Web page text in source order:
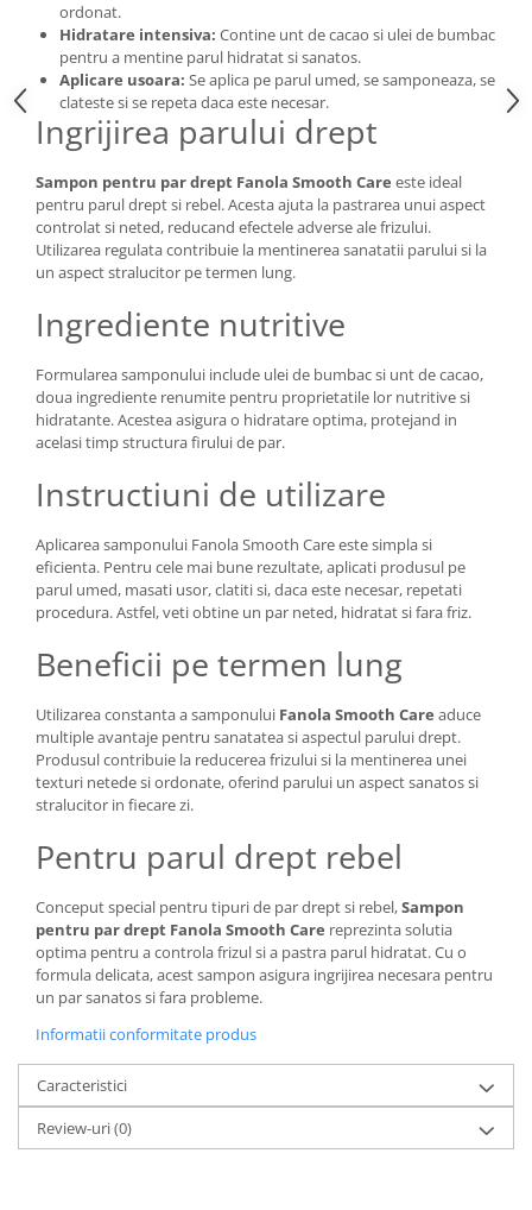
ordonat.
Hidratare intensiva: Contine unt de cacao si ulei de bumbac
pentru a mentine parul hidratat si sanatos.
Aplicare usoara: Se aplica pe parul umed, se samponeaza, se
clateste si se repeta daca este necesar.
Ingrijirea parului drept
Sampon pentru par drept Fanola Smooth Care este ideal
pentru parul drept si rebel. Acesta ajuta la pastrarea unui aspect
controlat si neted, reducand efectele adverse ale frizului.
Utilizarea regulata contribuie la mentinerea sanatatii parului si la
un aspect stralucitor pe termen lung.
Ingrediente nutritive
Formularea samponului include ulei de bumbac si unt de cacao,
doua ingrediente renumite pentru proprietatile lor nutritive si
hidratante. Acestea asigura o hidratare optima, protejand in
acelasi timp structura firului de par.
Instructiuni de utilizare
Aplicarea samponului Fanola Smooth Care este simpla si
eficienta. Pentru cele mai bune rezultate, aplicati produsul pe
parul umed, masati usor, clatiti si, daca este necesar, repetati
procedura. Astfel, veti obtine un par neted, hidratat si fara friz.
Beneficii pe termen lung
Utilizarea constanta a samponului Fanola Smooth Care aduce
multiple avantaje pentru sanatatea si aspectul parului drept.
Produsul contribuie la reducerea frizului si la mentinerea unei
texturi netede si ordonate, oferind parului un aspect sanatos si
stralucitor in fiecare zi.
Pentru parul drept rebel
Conceput special pentru tipuri de par drept si rebel,Sampon
pentru par drept Fanola Smooth Care reprezinta solutia
optima pentru a controla frizul si a pastra parul hidratat. Cu o
formula delicata, acest sampon asigura ingrijirea necesara pentru
un par sanatos si fara probleme.
Informatii conformitate produs
Caracteristici
Review-uri(0)